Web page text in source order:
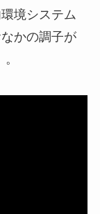
境システム
かの調子が